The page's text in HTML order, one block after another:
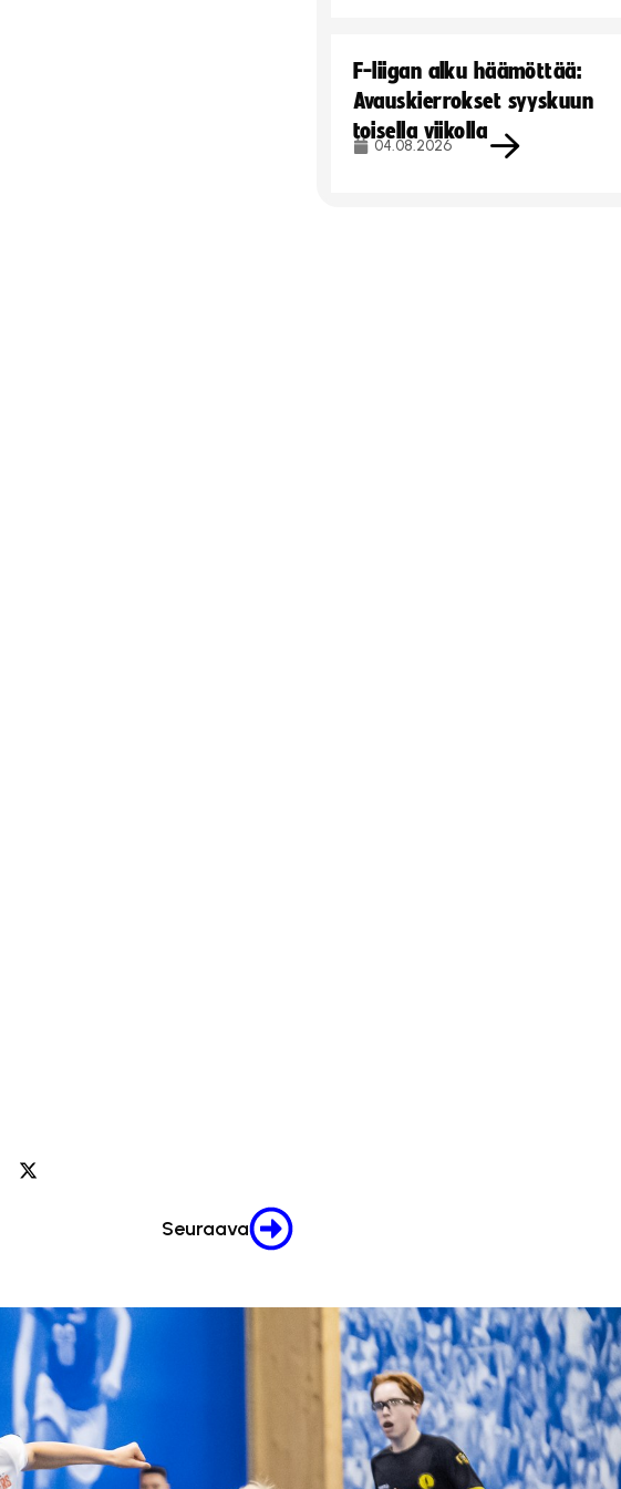
Seuraava
F-liigan alku häämöttää:
Avauskierrokset syyskuun
toisella viikolla
04.08.2026